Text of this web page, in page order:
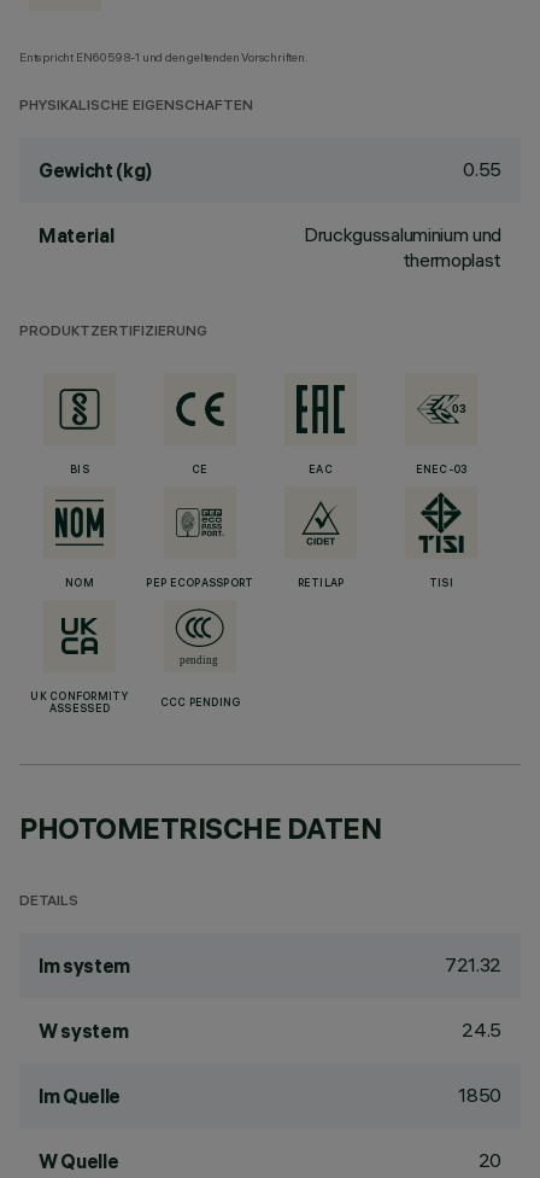
Entspricht EN60598-1 und den geltenden Vorschriften.
PHYSIKALISCHE EIGENSCHAFTEN
Gewicht (kg) 0.55
Material
Druckgussaluminium und
thermoplast
PRODUKTZERTIFIZIERUNG
BIS CE EAC ENEC-03
NOM PEP ECOPASSPORT RETILAP TISI
UK CONFORMITY
ASSESSED
CCC PENDING
PHOTOMETRISCHE DATEN
DETAILS
lm system 721.32
W system 24.5
lm Quelle 1850
W Quelle 20